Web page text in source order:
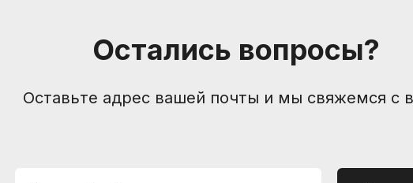
Остались вопросы?
Оставьте адрес вашей почты и мы свяжемся с
Пользовательское соглашение +7 (905) 257-13-85